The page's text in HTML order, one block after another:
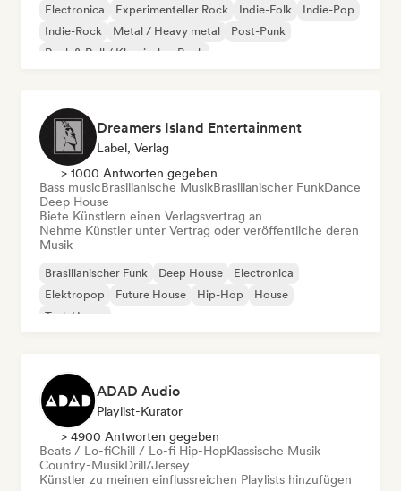
Electronica Experimenteller Rock Indie-Folk
Indie-Pop
Indie-Rock
Metal / Heavy metal
Post-Punk
Rock & Roll / Klassischer Rock
Dreamers Island Entertainment
Label, Verlag
> 1000 Antworten gegeben
Bass musicBrasilianische MusikBrasilianischer FunkDance
Deep House
Biete Künstlern einen Verlagsvertrag an
Nehme Künstler unter Vertrag oder veröffentliche deren
Musik
Brasilianischer Funk Deep House
Electronica
Elektropop
Future House Hip-Hop
House
Tech House
ADAD Audio
Playlist-Kurator
> 4900 Antworten gegeben
Beats / Lo-fiChill / Lo-fi Hip-HopKlassische Musik
Country-MusikDrill/Jersey
Künstler zu meinen einflussreichen Playlists hinzufügen